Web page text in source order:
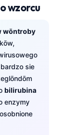
wzorcu
wōntroby
sie
bilirubina
enzymy